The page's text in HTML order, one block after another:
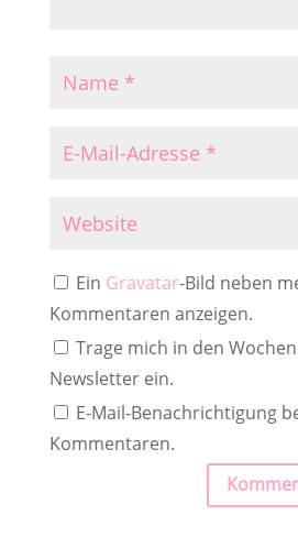
Ein Gravatar-Bild neben
Kommentaren anzeigen.
Trage mich in den
Newsletter ein.
E-Mail-Benachrichtigung
Kommentaren.